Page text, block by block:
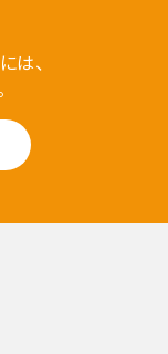
は、